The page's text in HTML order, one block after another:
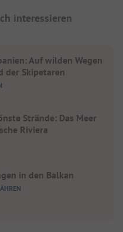
interessieren
Auf wilden Wegen
der Skipetaren
Strände: Das Meer
Riviera
in den Balkan